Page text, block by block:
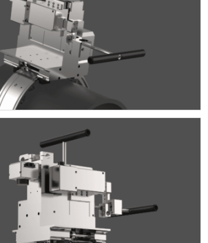
동영상 - 모모스커피㈜
동영상 - 삼양홀딩스
동영상 - 킷캣